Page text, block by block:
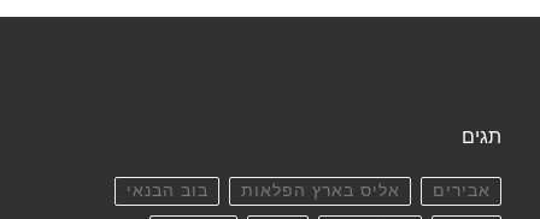
תגים
אבירים אליס בארץ הפלאות בוב הבנאי